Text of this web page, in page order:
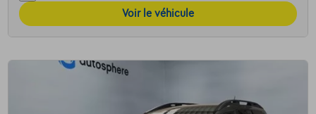
Voir le véhicule